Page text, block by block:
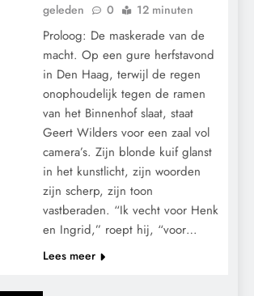
geleden
0 12 minuten
Proloog: De maskerade van de
macht. Op een gure herfstavond
in Den Haag, terwijl de regen
onophoudelijk tegen de ramen
van het Binnenhof slaat, staat
Geert Wilders voor een zaal vol
camera’s. Zijn blonde kuif glanst
in het kunstlicht, zijn woorden
zijn scherp, zijn toon
vastberaden. “Ik vecht voor Henk
en Ingrid,” roept hij, “voor…
Lees meer